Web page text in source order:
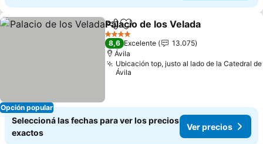
Opción popular
CompartirAñadir a favoritos
Palacio de los Velada
4 Estrellas
8,6 Excelente
13.075
Ávila
Ubicación top, justo al lado de la Catedral de
Ávila
Seleccioná las fechas para ver los precios
exactos
Ver precios